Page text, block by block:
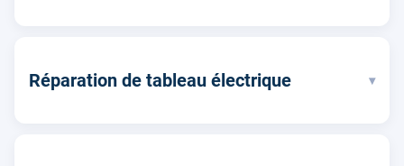
Réparation de tableau électrique ▾